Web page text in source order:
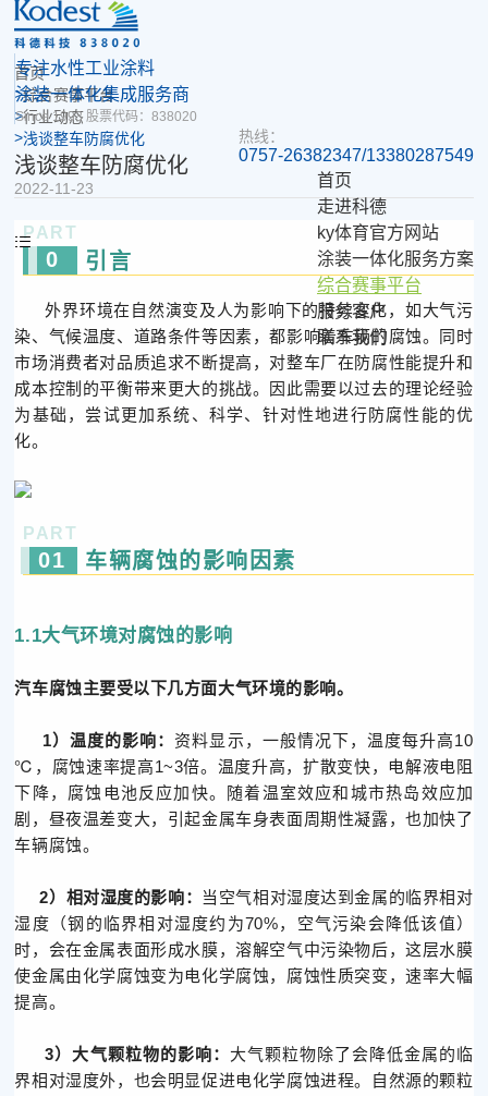
专注水性工业涂料
涂装一体化集成服务商
Since 1993 股票代码：838020
热线：
0757-26382347/13380287549
首页
走进科德
ky体育官方网站
涂装一体化服务方案
综合赛事平台
服务客户
联系我们
首页
综合赛事平台
行业动态
浅谈整车防腐优化
浅谈整车防腐优化
2022-11-23
PART
0 引言
外界环境在自然演变及人为影响下的持续变化，如大气污
染、气候温度、道路条件等因素，都影响着车辆的腐蚀。同时
市场消费者对品质追求不断提高，对整车厂在防腐性能提升和
成本控制的平衡带来更大的挑战。因此需要以过去的理论经验
为基础，尝试更加系统、科学、针对性地进行防腐性能的优
化。
PART
01 车辆腐蚀的影响因素
1.1大气环境对腐蚀的影响
汽车腐蚀主要受以下几方面大气环境的影响。
1）温度的影响：资料显示，一般情况下，温度每升高10
℃，腐蚀速率提高1~3倍。温度升高，扩散变快，电解液电阻
下降，腐蚀电池反应加快。随着温室效应和城市热岛效应加
剧，昼夜温差变大，引起金属车身表面周期性凝露，也加快了
车辆腐蚀。
2）相对湿度的影响：
当空气相对湿度达到金属的临界相对
湿度（钢的临界相对湿度约为70%，空气污染会降低该值）
时，会在金属表面形成水膜，溶解空气中污染物后，这层水膜
使金属由化学腐蚀变为电化学腐蚀，腐蚀性质突变，速率大幅
提高。
3）大气颗粒物的影响： 大气颗粒物除了会降低金属的临
界相对湿度外，也会明显促进电化学腐蚀进程。自然源的颗粒